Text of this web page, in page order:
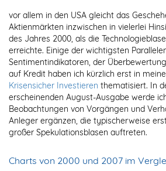
vor allem in den USA gleicht das
Aktienmärkten inzwischen in vielerlei
des Jahres 2000, als die
erreichte. Einige der wichtigsten
Sentimentindikatoren, der
auf Kredit haben ich kürzlich erst in
Krisensicher Investieren thematisiert. In
erscheinenden August-Ausgabe werde
Beobachtungen von Vorgängen und
Anleger ergänzen, die typischerweise
großer Spekulationsblasen auftreten.
Charts von 2000 und 2007 im